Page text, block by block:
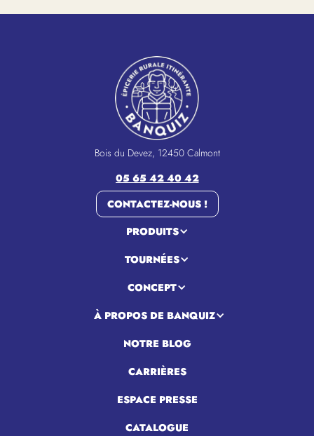
Bois du Devez, 12450 Calmont
05 65 42 40 42
CONTACTEZ-NOUS !
PRODUITS
TOURNÉES
CONCEPT
À PROPOS DE BANQUIZ
NOTRE BLOG
CARRIÈRES
ESPACE PRESSE
CATALOGUE